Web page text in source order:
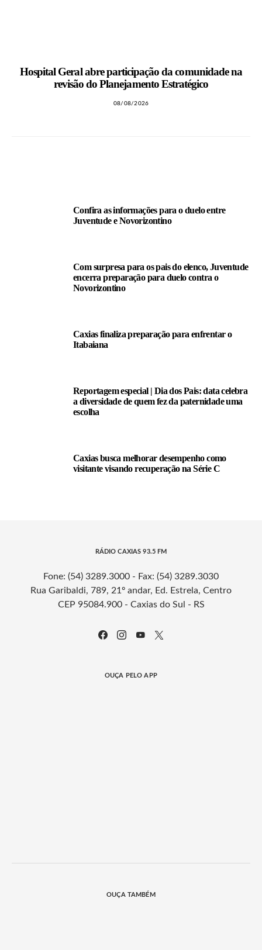
Hospital Geral abre participação da comunidade na
revisão do Planejamento Estratégico
08/08/2026
Confira as informações para o duelo entre
Juventude e Novorizontino
Com surpresa para os pais do elenco, Juventude
encerra preparação para duelo contra o
Novorizontino
Caxias finaliza preparação para enfrentar o
Itabaiana
Reportagem especial | Dia dos Pais: data celebra
a diversidade de quem fez da paternidade uma
escolha
Caxias busca melhorar desempenho como
visitante visando recuperação na Série C
RÁDIO CAXIAS 93.5 FM
Fone: (54) 3289.3000 - Fax: (54) 3289.3030
Rua Garibaldi, 789, 21º andar, Ed. Estrela, Centro
CEP 95084.900 - Caxias do Sul - RS
OUÇA PELO APP
OUÇA TAMBÉM